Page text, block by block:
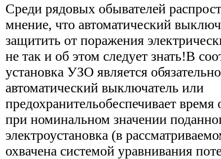
Среди рядовых обывателей
мнение, что автоматический
защитить от поражения
не так и об этом следует знать!В
установка УЗО является
автоматический выключатель или
предохранительобеспечивает
при номинальном значении
электроустановка (в
охвачена системой уравнивания